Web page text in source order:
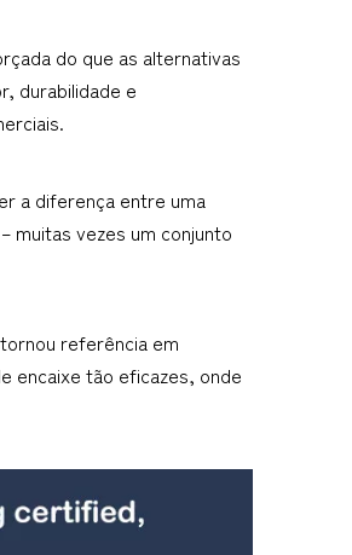
do que as alternativas
durabilidade e
a diferença entre uma
muitas vezes um conjunto
referência em
encaixe tão eficazes, onde